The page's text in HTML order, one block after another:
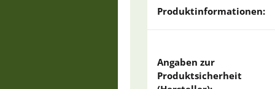
Produktinformationen:
Angaben zur
Produktsicherheit